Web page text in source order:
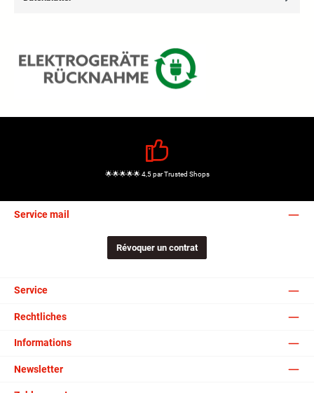
🌟🌟🌟🌟🌟 4,5 par Trusted Shops
Service mail
Révoquer un contrat
Service
Rechtliches
Informations
Newsletter